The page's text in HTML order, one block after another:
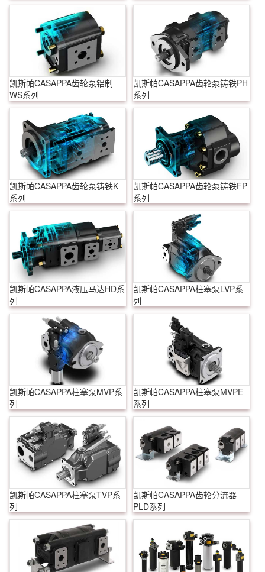
凯斯帕CASAPPA齿轮泵铝制
WS系列
凯斯帕CASAPPA齿轮泵铸铁PH
系列
凯斯帕CASAPPA齿轮泵铸铁K
系列
凯斯帕CASAPPA齿轮泵铸铁FP
系列
凯斯帕CASAPPA液压马达HD系
列
凯斯帕CASAPPA柱塞泵LVP系
列
凯斯帕CASAPPA柱塞泵MVP系
列
凯斯帕CASAPPA柱塞泵MVPE
系列
凯斯帕CASAPPA柱塞泵TVP系
列
凯斯帕CASAPPA齿轮分流器
PLD系列